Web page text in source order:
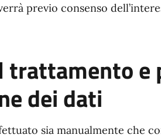
previo consenso
trattamento e
dei dati
sia manualmente che